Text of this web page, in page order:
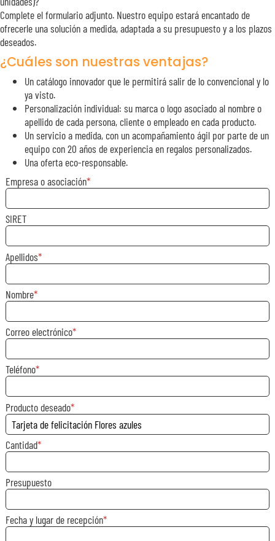
Complete el formulario adjunto. Nuestro equipo estará encantado de
ofrecerle una solución a medida, adaptada a su presupuesto y a los plazos
deseados.
¿Cuáles son nuestras ventajas?
Un catálogo innovador que le permitirá salir de lo convencional y lo
ya visto.
Personalización individual: su marca o logo asociado al nombre o
apellido de cada persona, cliente o empleado en cada producto.
Un servicio a medida, con un acompañamiento ágil por parte de un
equipo con 20 años de experiencia en regalos personalizados.
Una oferta eco-responsable.
Empresa o asociación
SIRET
Apellidos
Nombre
Correo electrónico
Teléfono
Producto deseado
Cantidad
Presupuesto
Fecha y lugar de recepción